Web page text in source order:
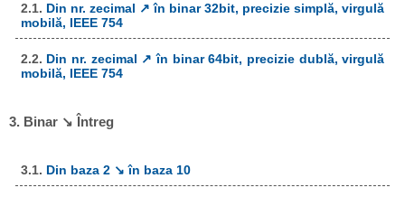
2.1. Din nr. zecimal ↗ în binar 32bit, precizie simplă, virgulă
mobilă, IEEE 754
2.2. Din nr. zecimal ↗ în binar 64bit, precizie dublă, virgulă
mobilă, IEEE 754
3. Binar ↘ Întreg
3.1. Din baza 2 ↘ în baza 10